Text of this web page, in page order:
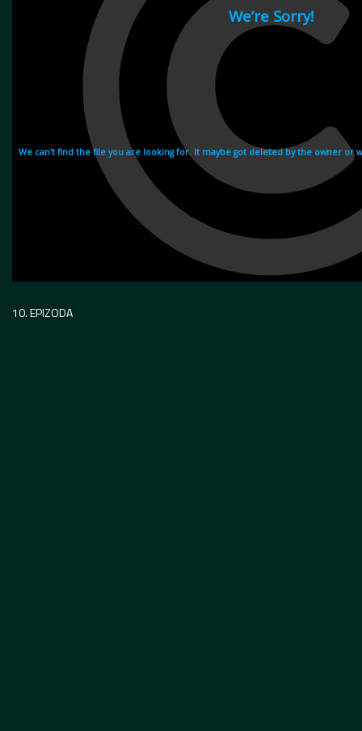
10. EPIZODA